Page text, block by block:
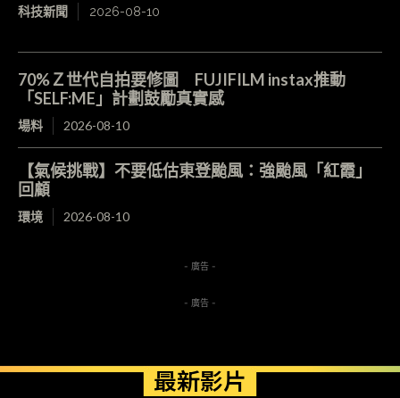
科技新聞 2026-08-10
70%Ｚ世代自拍要修圖 FUJIFILM instax推動
「SELF:ME」計劃鼓勵真實感
場料 2026-08-10
【氣候挑戰】不要低估東登颱風：強颱風「紅霞」
回顧
環境 2026-08-10
- 廣告 -
- 廣告 -
最新影片